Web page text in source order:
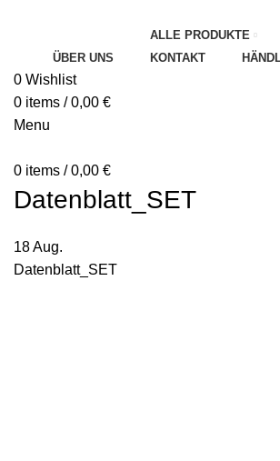
ALLE PRODUKTE
ÜBER UNS
KONTAKT
0 Wishlist
0 items / 0,00 €
Menu
0 items / 0,00 €
Datenblatt_SET
18Aug.
Datenblatt_SET